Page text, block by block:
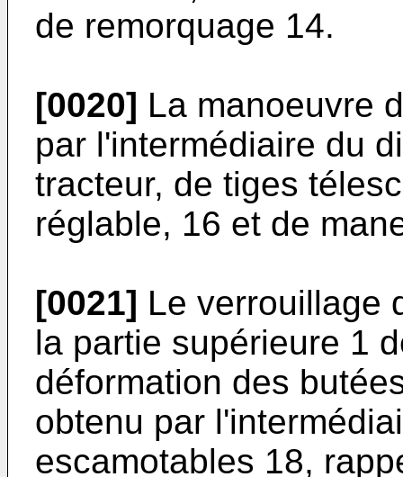
de remorquage 14.
[0020] La manoeuvre
par l'intermédiaire du
tracteur, de tiges
réglable, 16 et de
[0021] Le verrouillage
la partie supérieure 1
déformation des
obtenu par
escamotables 18,